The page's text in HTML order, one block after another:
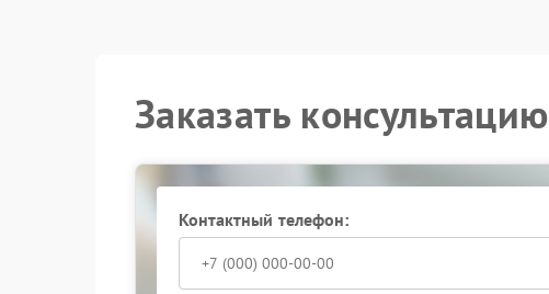
Заказать консультацию
Контактный телефон: